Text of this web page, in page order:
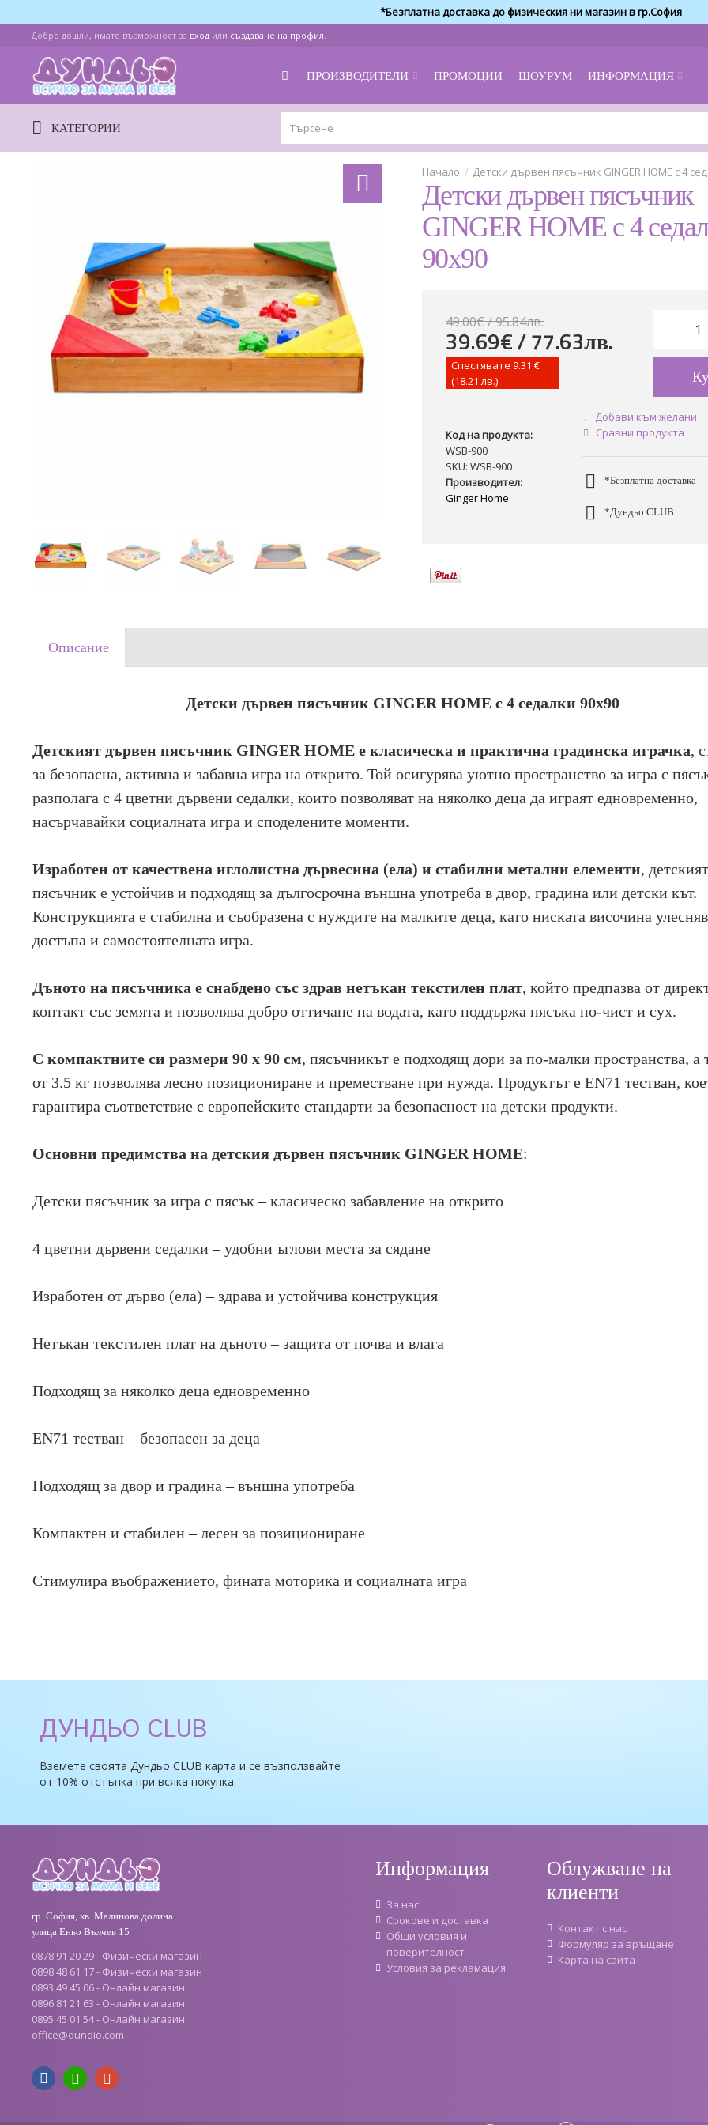
*Безплатна доставка до физическия ни магазин в гр.София
Добре дошли, имате възможност за вход или създаване на профил.
ПРОИЗВОДИТЕЛИ ПРОМОЦИИ ШОУРУМ ИНФОРМАЦИЯ
КАТЕГОРИИ
Детски дървен пясъчник GINGER HOME с 4
Детски дървен пясъчник
GINGER HOME с 4
90x90
49.00€ / 95.84лв.
39.69€ / 77.63лв.
Спестявате 9.31 €
(18.21 лв.)
Код на продукта:
WSB-900
SKU: WSB-900
Производител:
Ginger Home
Добави към желани
Сравни продукта
*Безплатна доставка
*Дундьо CLUB
Описание
Детски дървен пясъчник GINGER HOME с 4 седалки 90x90
Детският дървен пясъчник GINGER HOME е класическа и практична градинска играчка,
за безопасна, активна и забавна игра на открито. Той осигурява уютно пространство за игра с
разполага с 4 цветни дървени седалки, които позволяват на няколко деца да играят едновременно,
насърчавайки социалната игра и споделените моменти.
Изработен от качествена иглолистна дървесина (ела) и стабилни метални елементи, детският
пясъчник е устойчив и подходящ за дългосрочна външна употреба в двор, градина или детски кът.
Конструкцията е стабилна и съобразена с нуждите на малките деца, като ниската височина
достъпа и самостоятелната игра.
Дъното на пясъчника е снабдено със здрав нетъкан текстилен плат, който предпазва от
контакт със земята и позволява добро оттичане на водата, като поддържа пясъка по-чист и сух.
С компактните си размери 90 x 90 см, пясъчникът е подходящ дори за по-малки пространства, а
от 3.5 кг позволява лесно позициониране и преместване при нужда. Продуктът е EN71 тестван,
гарантира съответствие с европейските стандарти за безопасност на детски продукти.
Основни предимства на детския дървен пясъчник GINGER HOME:
Детски пясъчник за игра с пясък – класическо забавление на открито
4 цветни дървени седалки – удобни ъглови места за сядане
Изработен от дърво (ела) – здрава и устойчива конструкция
Нетъкан текстилен плат на дъното – защита от почва и влага
Подходящ за няколко деца едновременно
EN71 тестван – безопасен за деца
Подходящ за двор и градина – външна употреба
Компактен и стабилен – лесен за позициониране
Стимулира въображението, фината моторика и социалната игра
ДУНДЬО CLUB
Вземете своята Дундьо CLUB карта и се възползвайте
от 10% отстъпка при всяка покупка.
гр. София, кв. Малинова долина
улица Еньо Вълчев 15
0878 91 20 29 - Физически магазин
0898 48 61 17 - Физически магазин
0893 49 45 06 - Онлайн магазин
0896 81 21 63 - Онлайн магазин
0895 45 01 54 - Онлайн магазин
office@dundio.com
Информация
За нас
Срокове и доставка
Oбщи условия и
поверителност
Условия за рекламация
Облужване на
клиенти
Контакт с нас
Формуляр за връщане
Карта на сайта